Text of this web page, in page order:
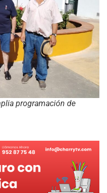
programación de